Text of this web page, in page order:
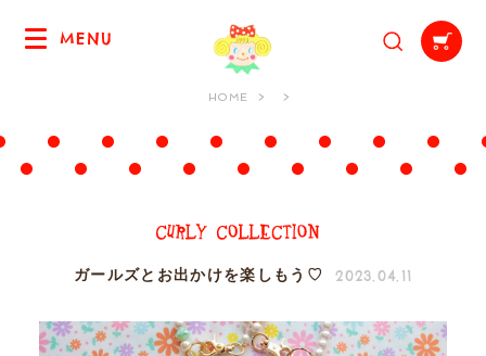
MENU
HOME
ガールズとお出かけを楽しもう♡ 2023.04.11